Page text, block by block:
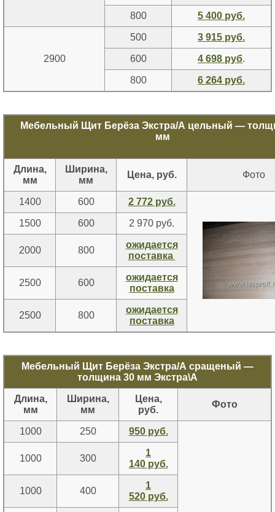
800 5 400 руб.
2900
500 3 915 руб.
600 4 698 руб.
800 6 264 руб.
Мебельный Щит Берёза Экстра/А цельный —
мм
Длина,
мм
Ширина,
мм
Цена, руб. Фото
1400 600 2 772 руб.
1500 600 2 970 руб.
2000 800
ожидается
поставка
2500 600
ожидается
поставка
2500 800
ожидается
поставка
Мебельный Щит Берёза Экстра/А сращеный —
толщина 30 мм Экстра\А
Длина,
мм
Ширина,
мм
Цена,
руб.
Фото
1000 250 950 руб.
1000 300
1
140 руб.
1000 400
1
520 руб.